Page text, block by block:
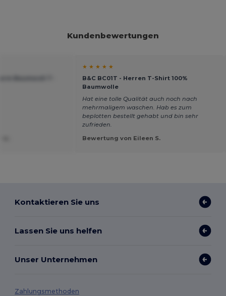
Kundenbewertungen
★ ★ ★ ★ ★
B&C BC01T - Herren T-Shirt 100%
Baumwolle
Hat eine tolle Qualität auch noch nach
mehrmaligem waschen. Hab es zum
beplotten bestellt gehabt und bin sehr
zufrieden.
Bewertung von Eileen S.
Kontaktieren Sie uns
Lassen Sie uns helfen
Unser Unternehmen
Zahlungsmethoden